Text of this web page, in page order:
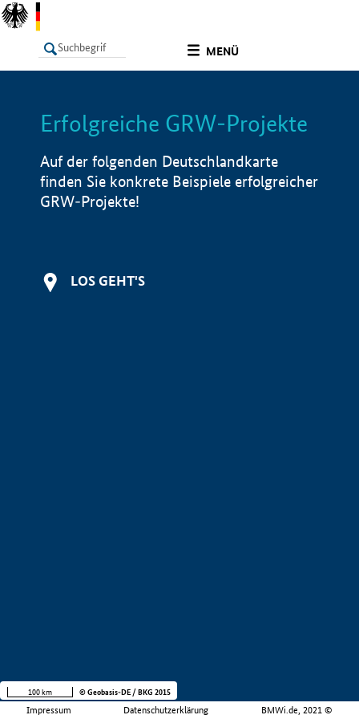
MENÜ
LISTE Info
Erfolgreiche GRW-Projekte
Auf der folgenden Deutschlandkarte
finden Sie konkrete Beispiele erfolgreicher
GRW-Projekte!
LOS GEHT'S
Impressum Datenschutzerklärung BMWi.de, 2021 ©
100 km © Geobasis-DE / BKG 2015